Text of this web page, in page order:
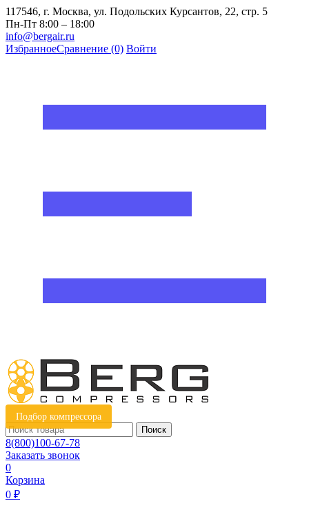
117546, г. Москва, ул. Подольских Курсантов, 22, стр. 5
Пн-Пт 8:00 – 18:00
info@bergair.ru
ИзбранноеСравнение (0) Войти
Подбор компрессора
Поиск
8(800)100-67-78
Заказать звонок
0
Корзина
0 ₽